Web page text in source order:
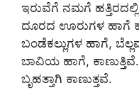
ಇರುವೆಗೆ ನಮಗೆ
ದೂರದ ಊರುಗಳ ಹಾಗೆ
ಬಂಡೆಕಲ್ಲುಗಳ ಹಾಗೆ,
ಬಾವಿಯ ಹಾಗೆ,
ಬೃಹತ್ತಾಗಿ ಕಾಣುತ್ತವೆ.